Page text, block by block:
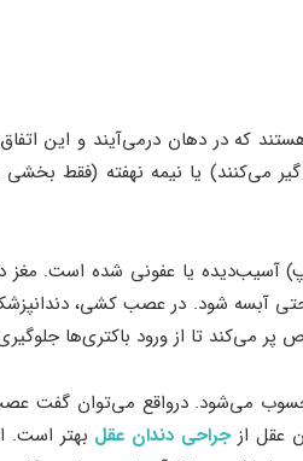
می‌کنند) یا نیمه نهفته (فقط
آسیب‌دیده یا عفونی شده است.
آبسه شود. در عصب کشی،
می‌کند تا از ورود باکتری‌ها
می‌شود. درواقع می‌توان گفت
عقل ازجراحی دندان عقل بهتر